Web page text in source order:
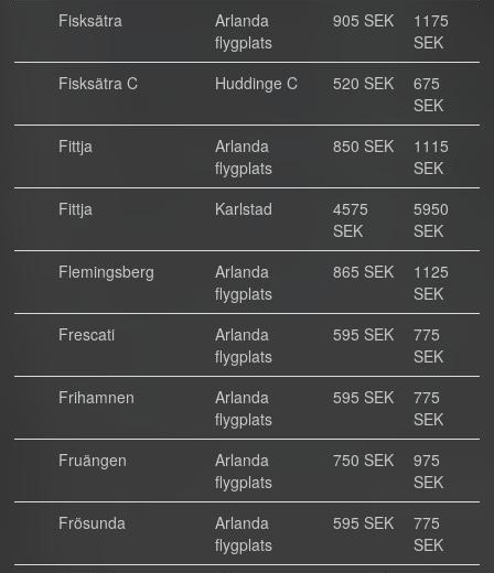
Fisksätra
Arlanda
flygplats
905 SEK
1175
SEK
Fisksätra C
Huddinge C 520 SEK
675
SEK
Fittja
Arlanda
flygplats
850 SEK
1115
SEK
Fittja
Karlstad
4575
SEK
5950
SEK
Flemingsberg
Arlanda
flygplats
865 SEK
1125
SEK
Frescati
Arlanda
flygplats
595 SEK
775
SEK
Frihamnen
Arlanda
flygplats
595 SEK
775
SEK
Fruängen
Arlanda
flygplats
750 SEK
975
SEK
Frösunda
Arlanda
flygplats
595 SEK
775
SEK